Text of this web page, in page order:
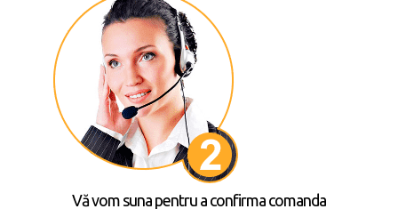
Vă vom suna pentru a confirma comanda